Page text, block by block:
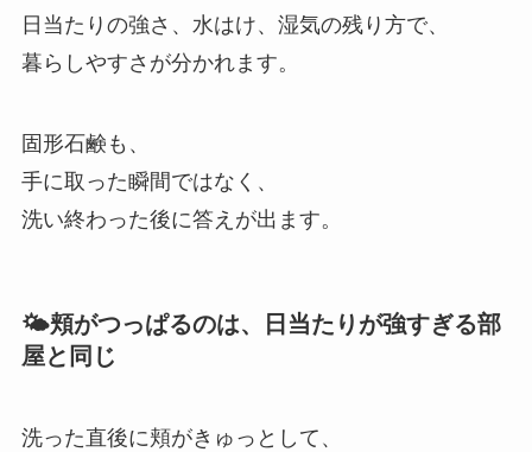
日当たりの強さ、水はけ、湿気の残り方で、
暮らしやすさが分かれます。
固形石鹸も、
手に取った瞬間ではなく、
洗い終わった後に答えが出ます。
🌤️頬がつっぱるのは、日当たりが強すぎる部
屋と同じ
洗った直後に頬がきゅっとして、